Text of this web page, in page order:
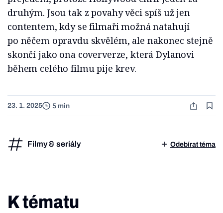
druhým. Jsou tak z povahy věci spíš už jen
contentem, kdy se filmaři možná natahují
po něčem opravdu skvělém, ale nakonec stejně
skončí jako ona coververze, která Dylanovi
během celého filmu pije krev.
23. 1. 2025 5 min
Filmy & seriály Odebírat téma
K tématu